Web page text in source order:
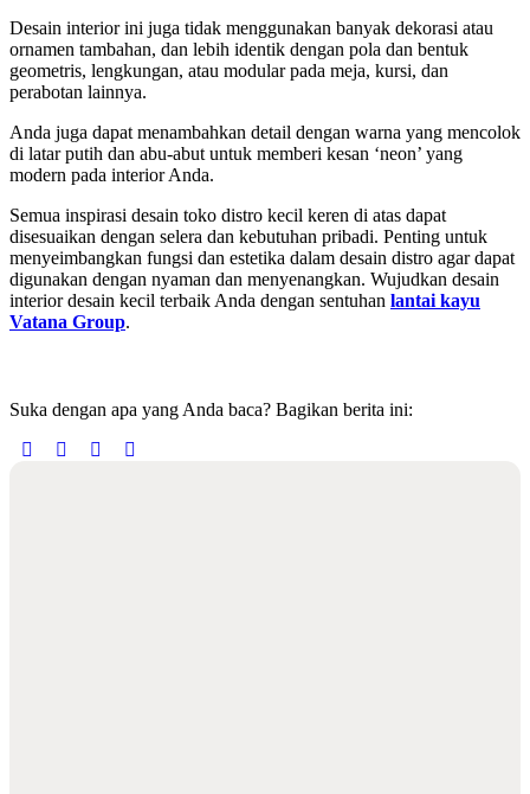
Desain interior ini juga tidak menggunakan banyak dekorasi atau
ornamen tambahan, dan lebih identik dengan pola dan bentuk
geometris, lengkungan, atau modular pada meja, kursi, dan
perabotan lainnya.
Anda juga dapat menambahkan detail dengan warna yang mencolok
di latar putih dan abu-abut untuk memberi kesan ‘neon’ yang
modern pada interior Anda.
Semua inspirasi desain toko distro kecil keren di atas dapat
disesuaikan dengan selera dan kebutuhan pribadi. Penting untuk
menyeimbangkan fungsi dan estetika dalam desain distro agar dapat
digunakan dengan nyaman dan menyenangkan. Wujudkan desain
interior desain kecil terbaik Anda dengan sentuhan lantai kayu
Vatana Group.
Suka dengan apa yang Anda baca? Bagikan berita ini: